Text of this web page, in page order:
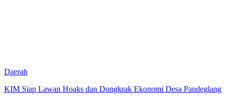
Daerah
KIM Siap Lawan Hoaks dan Dongkrak Ekonomi Desa Pandeglang